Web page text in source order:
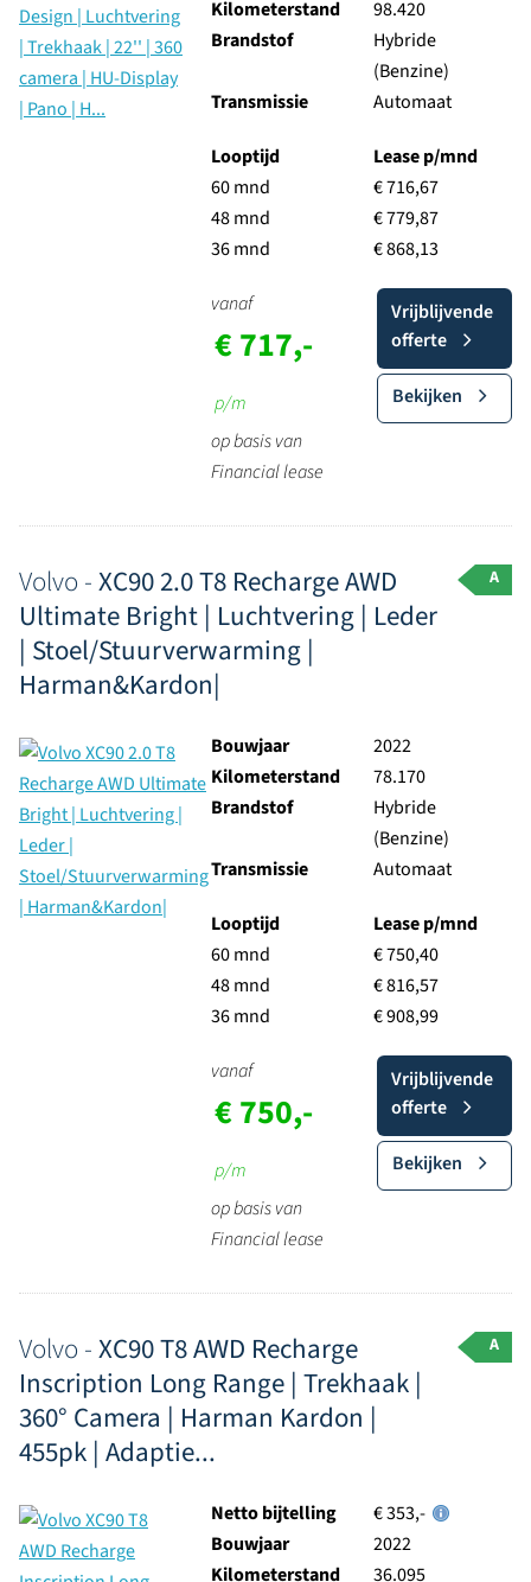
Kilometerstand
98.420
Brandstof
Hybride
(Benzine)
Transmissie
Automaat
Looptijd
60 mnd
48 mnd
36 mnd
Lease p/mnd
€ 716,67
€ 779,87
€ 868,13
vanaf
€ 717,-
p/m
op basis van
Financial lease
Vrijblijvende
offerte
Bekijken
Volvo -XC90 2.0 T8 Recharge AWD
Ultimate Bright | Luchtvering | Leder
| Stoel/Stuurverwarming |
Harman&Kardon|
A
Bouwjaar
2022
Kilometerstand
78.170
Brandstof
Hybride
(Benzine)
Transmissie
Automaat
Looptijd
60 mnd
48 mnd
36 mnd
Lease p/mnd
€ 750,40
€ 816,57
€ 908,99
vanaf
€ 750,-
p/m
op basis van
Financial lease
Vrijblijvende
offerte
Bekijken
Volvo -XC90 T8 AWD Recharge
Inscription Long Range | Trekhaak |
360° Camera | Harman Kardon |
455pk | Adaptie...
A
Netto bijtelling
€ 353,-
Bouwjaar
2022
Kilometerstand
36.095